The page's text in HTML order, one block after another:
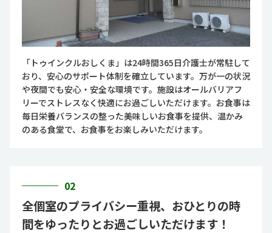
「トゥインクルおしくま」は24時間365日介護士が常駐して
おり、安心のサポート体制を確立しています。万が一の状況
や夜間でも安心・安全な環境です。施設はオールバリアフ
リーでストレスなく快適にお過ごしいただけます。お食事は
毎日栄養バランスの整った美味しいお食事を提供、温かみ
のある食堂で、お食事をお楽しみいただけます。
02
全個室のプライバシー重視、おひとりの時
間をゆったりとお過ごしいただけます！